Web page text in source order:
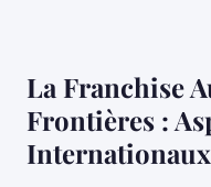
La Franchise
Frontières :
Internationaux